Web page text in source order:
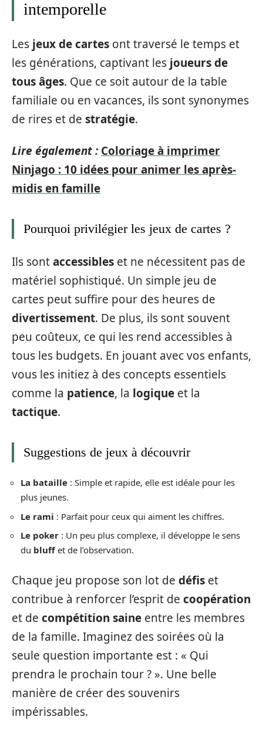
intemporelle
Les jeux de cartes ont traversé le temps et
les générations, captivant les joueurs de
tous âges. Que ce soit autour de la table
familiale ou en vacances, ils sont synonymes
de rires et de stratégie.
Lire également : Coloriage à imprimer
Ninjago : 10 idées pour animer les après-
midis en famille
Pourquoi privilégier les jeux de cartes ?
Ils sontaccessibles et ne nécessitent pas de
matériel sophistiqué. Un simple jeu de
cartes peut suffire pour des heures de
divertissement. De plus, ils sont souvent
peu coûteux, ce qui les rend accessibles à
tous les budgets. En jouant avec vos enfants,
vous les initiez à des concepts essentiels
comme la patience, la logique et la
tactique.
Suggestions de jeux à découvrir
La bataille : Simple et rapide, elle est idéale pour les
plus jeunes.
Le rami : Parfait pour ceux qui aiment les chiffres.
Le poker : Un peu plus complexe, il développe le sens
du bluffet de l’observation.
Chaque jeu propose son lot de défis et
contribue à renforcer l’esprit de coopération
et de compétition saine entre les membres
de la famille. Imaginez des soirées où la
seule question importante est : « Qui
prendra le prochain tour ? ». Une belle
manière de créer des souvenirs
impérissables.